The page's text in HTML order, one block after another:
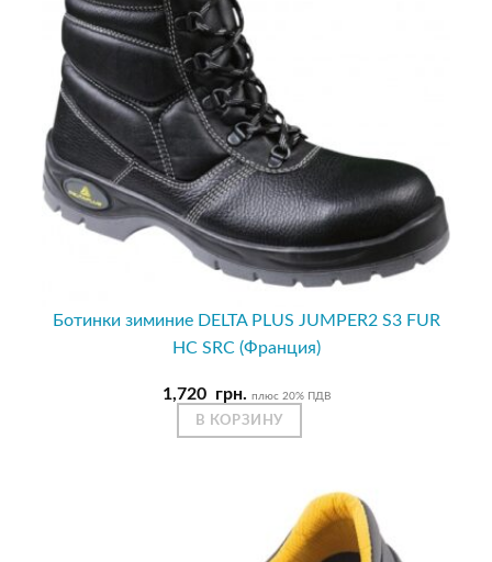
Ботинки зиминие DELTA PLUS JUMPER2 S3 FUR
HC SRC (Франция)
1,720 грн. плюс 20% ПДВ
В КОРЗИНУ